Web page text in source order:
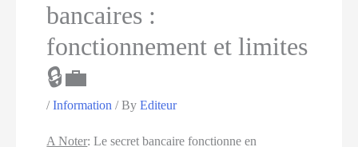
bancaires :
fonctionnement et limites
🔒💼
/Information / ByEditeur
A Noter:Le secret bancaire fonctionne en